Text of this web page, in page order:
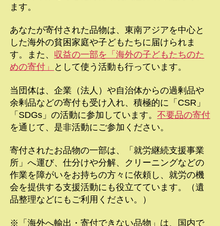
ます。
あなたが寄付された品物は、東南アジアを中心と
した海外の貧困家庭や子どもたちに届けられま
す。また、 収益の一部を「海外の子どもたちのた
めの寄付」
として使う活動も行っています。
当団体は、企業（法人）や自治体からの過剰品や
余剰品などの寄付も受け入れ、積極的に「CSR」
「SDGs」の活動に参加しています。 不要品の寄付
を通じて、是非活動にご参加ください。
寄付されたお品物の一部は、「就労継続支援事業
所」へ運び、仕分けや分解、クリーニングなどの
作業を障がいをお持ちの方々に依頼し、就労の機
会を提供する支援活動にも役立てています。（遺
品整理などにもご利用ください。）
※「海外へ輸出・寄付できない品物」は、国内で